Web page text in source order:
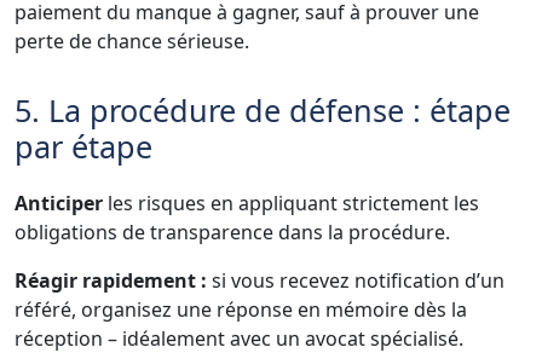
paiement du manque à gagner, sauf à prouver une
perte de chance sérieuse.
5. La procédure de défense : étape
par étape
Anticiper les risques en appliquant strictement les
obligations de transparence dans la procédure.
Réagir rapidement : si vous recevez notification d’un
référé, organisez une réponse en mémoire dès la
réception – idéalement avec un avocat spécialisé.